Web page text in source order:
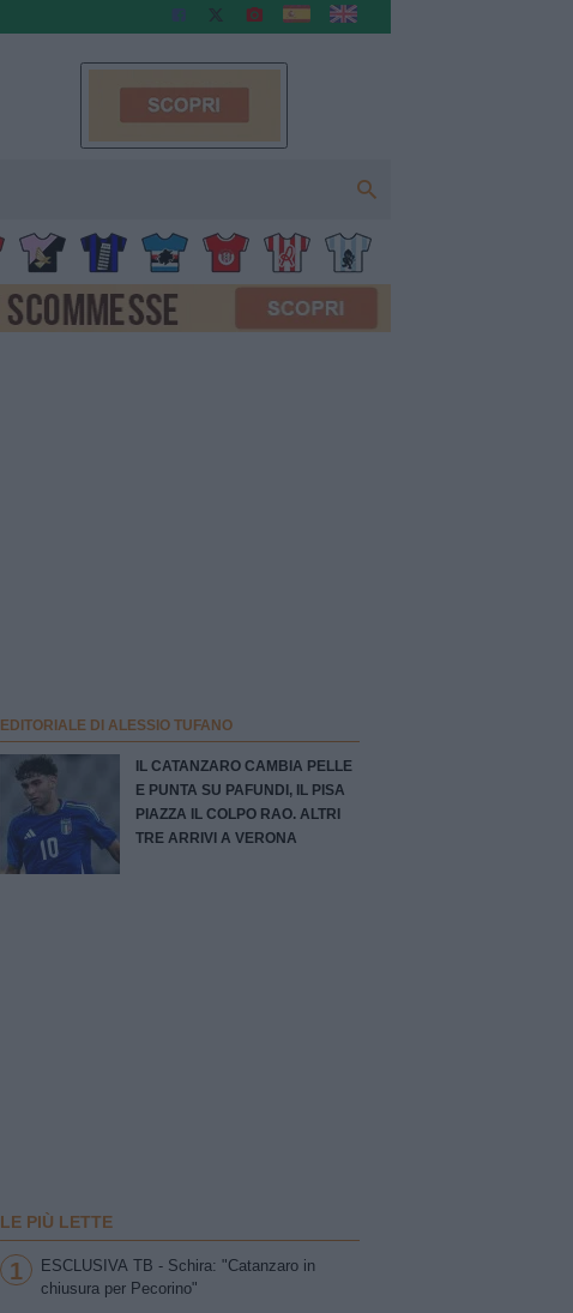
EDITORIALE DI ALESSIO TUFANO
IL CATANZARO CAMBIA PELLE
E PUNTA SU PAFUNDI, IL PISA
PIAZZA IL COLPO RAO. ALTRI
TRE ARRIVI A VERONA
LE PIÙ LETTE
1
ESCLUSIVA TB - Schira: "Catanzaro in
chiusura per Pecorino"